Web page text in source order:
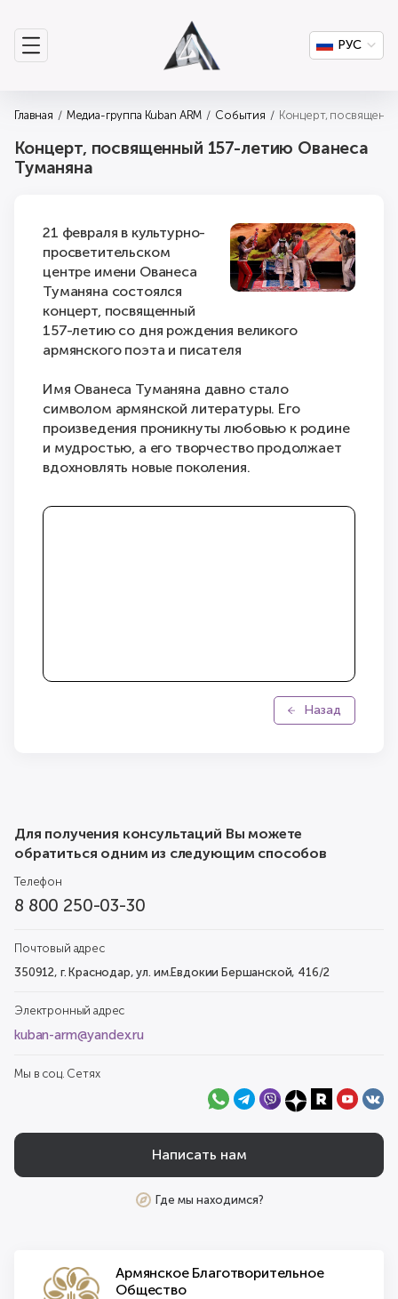
РУС
Главная Медиа-группа Kuban ARM События Концерт,
Концерт, посвященный 157-летию Ованеса
Туманяна
21 февраля в культурно-
просветительском
центре имени Ованеса
Туманяна состоялся
концерт, посвященный
157-летию со дня рождения великого
армянского поэта и писателя
Имя Ованеса Туманяна давно стало
символом армянской литературы. Его
произведения проникнуты любовью к родине
и мудростью, а его творчество продолжает
вдохновлять новые поколения.
Назад
Для получения консультаций Вы можете
обратиться одним из следующим способов
Телефон
8 800 250-03-30
Почтовый адрес
350912, г. Краснодар, ул. им.Евдокии Бершанской, 416/2
Электронный адрес
kuban-arm@yandex.ru
Мы в соц. Сетях
Написать нам
Где мы находимся?
Армянское Благотворительное
Общество